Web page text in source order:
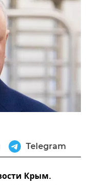
Telegram
Крым.